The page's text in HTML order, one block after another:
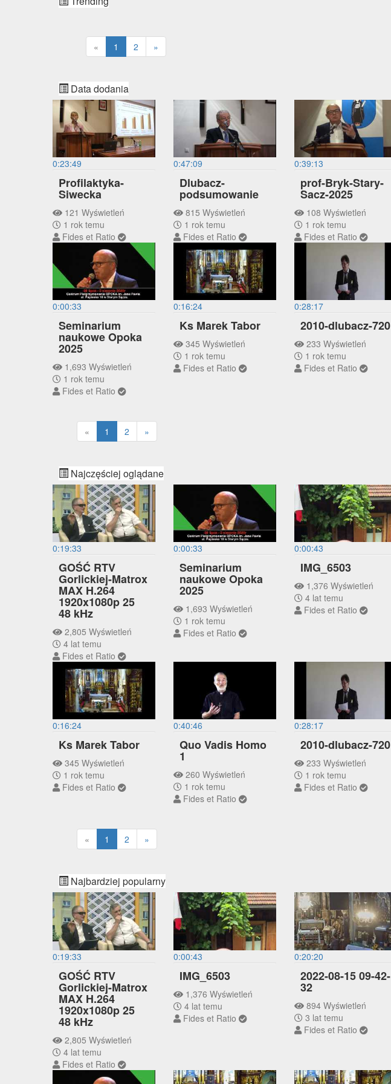
« 1 2 »
Data dodania
0:23:49
Profilaktyka-
Siwecka
121 Wyświetleń
1 rok temu
Fides et Ratio
0:47:09
Dlubacz-
podsumowanie
815 Wyświetleń
1 rok temu
Fides et Ratio
0:39:13
prof-Bryk-Stary-
Sacz-2025
108 Wyświetleń
1 rok temu
Fides et Ratio
0:00:33
Seminarium
naukowe Opoka
2025
1,693 Wyświetleń
1 rok temu
Fides et Ratio
0:16:24
Ks Marek Tabor
345 Wyświetleń
1 rok temu
Fides et Ratio
0:28:17
2010-dlubacz-720
233 Wyświetleń
1 rok temu
Fides et Ratio
« 1 2 »
Najczęściej oglądane
0:19:33
GOŚĆ RTV
Gorlickiej-Matrox
MAX H.264
1920x1080p 25
48 kHz
2,805 Wyświetleń
4 lat temu
Fides et Ratio
0:00:33
Seminarium
naukowe Opoka
2025
1,693 Wyświetleń
1 rok temu
Fides et Ratio
0:00:43
IMG_6503
1,376 Wyświetleń
4 lat temu
Fides et Ratio
0:16:24
Ks Marek Tabor
345 Wyświetleń
1 rok temu
Fides et Ratio
0:40:46
Quo Vadis Homo
1
260 Wyświetleń
1 rok temu
Fides et Ratio
0:28:17
2010-dlubacz-720
233 Wyświetleń
1 rok temu
Fides et Ratio
« 1 2 »
Najbardziej popularny
0:19:33
GOŚĆ RTV
Gorlickiej-Matrox
MAX H.264
1920x1080p 25
48 kHz
2,805 Wyświetleń
4 lat temu
Fides et Ratio
0:00:43
IMG_6503
1,376 Wyświetleń
4 lat temu
Fides et Ratio
0:20:20
2022-08-15 09-42-
32
894 Wyświetleń
3 lat temu
Fides et Ratio